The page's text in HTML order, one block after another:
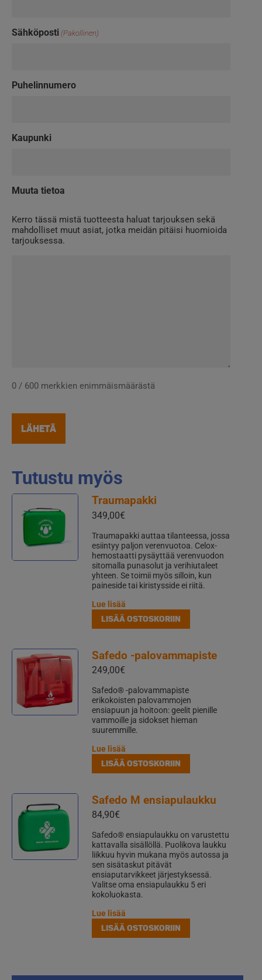
Sähköposti (Pakollinen)
Puhelinnumero
Kaupunki
Muuta tietoa
Kerro tässä mistä tuotteesta haluat tarjouksen sekä
mahdolliset muut asiat, jotka meidän pitäisi huomioida
tarjouksessa.
0 / 600 merkkien enimmäismäärästä
Tutustu myös
Traumapakki
349,00€
Traumapakki auttaa tilanteessa, jossa
esiintyy paljon verenvuotoa. Celox-
hemostaatti pysäyttää verenvuodon
sitomalla punasolut ja verihiutaleet
yhteen. Se toimii myös silloin, kun
paineside tai kiristysside ei riitä.
Lue lisää
LISÄÄ OSTOSKORIIN
Safedo -palovammapiste
249,00€
Safedo® -palovammapiste
erikokoisten palovammojen
ensiapuun ja hoitoon: geelit pienille
vammoille ja sidokset hieman
suuremmille.
Lue lisää
LISÄÄ OSTOSKORIIN
Safedo M ensiapulaukku
84,90€
Safedo® ensiapulaukku on varustettu
kattavalla sisällöllä. Puolikova laukku
liikkuu hyvin mukana myös autossa ja
sen sisätaskut pitävät
ensiaputarvikkeet järjestyksessä.
Valitse oma ensiapulaukku 5 eri
kokoluokasta.
Lue lisää
LISÄÄ OSTOSKORIIN